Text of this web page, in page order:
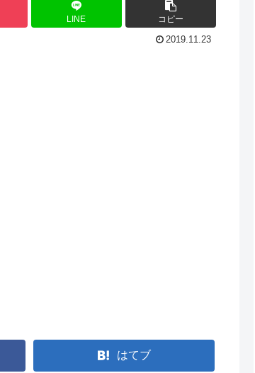
LINE コピー
2019.11.23
はてブ